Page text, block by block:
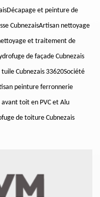
Décapage et peinture de
CubnezaisArtisan nettoyage
et traitement de
de façade Cubnezais
Cubnezais 33620Société
peinture ferronnerie
toit en PVC et Alu
de toiture Cubnezais